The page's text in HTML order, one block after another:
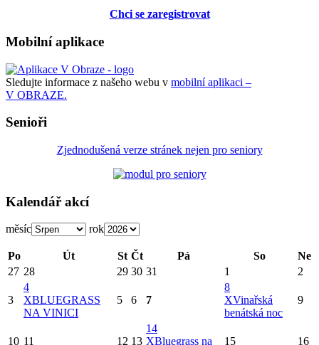
Chci se zaregistrovat
Mobilní aplikace
Sledujte informace z našeho webu v mobilní aplikaci –
V OBRAZE.
Senioři
Zjednodušená verze stránek nejen pro seniory
Kalendář akcí
měsíc rok
Po Út St Čt Pá So
Ne
27 28 29 30 31 1 2
3
4
XBLUEGRASS
NA VINICI
5 6 7
8
XVinařská
benátská noc
9
10 11 12 13
14
XBluegrass na 15 16